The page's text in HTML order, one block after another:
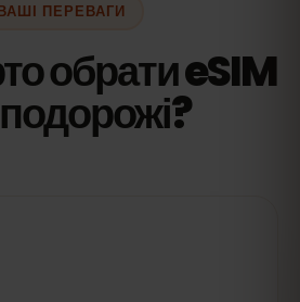
ПЕРЕВАГИ
обрати eSIM